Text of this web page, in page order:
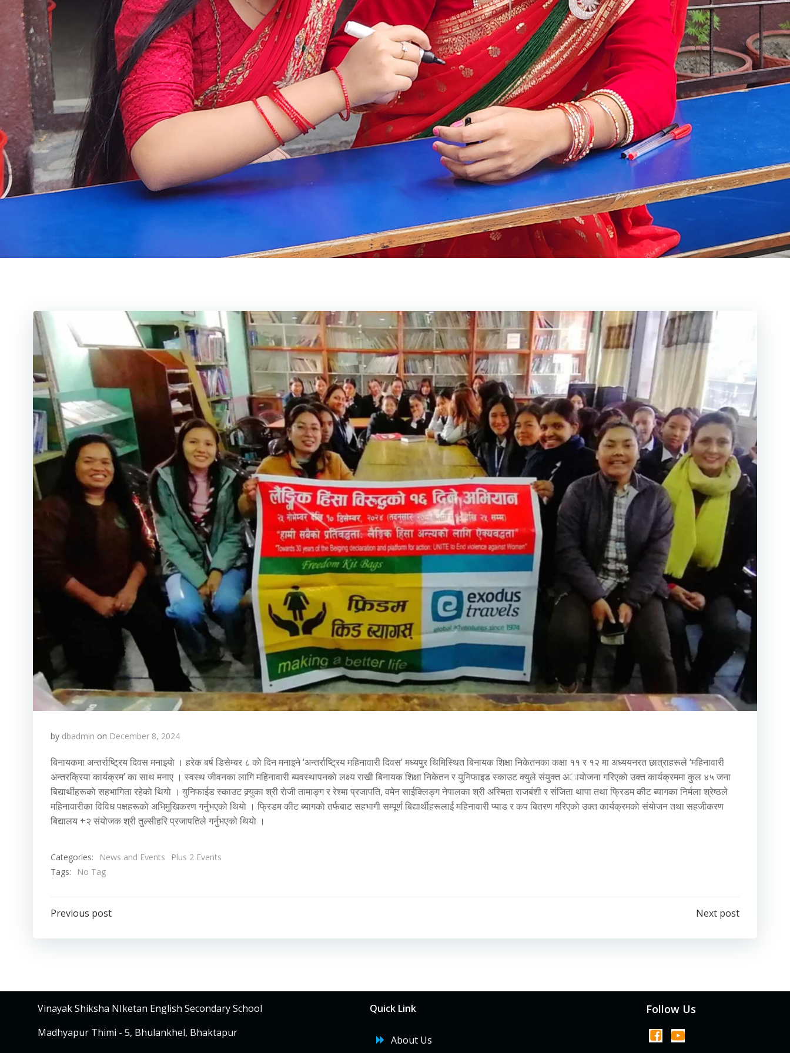
by dbadmin on December 8, 2024
बिनायकमा अन्तर्राष्ट्रिय दिवस मनाइयाे । हरेक बर्ष डिसेम्बर ८ काे दिन मनाइने ‘अन्तर्राष्ट्रिय महिनावारी दिवस’ मध्यपुर थिमिस्थित बिनायक शिक्षा निकेतनका कक्षा ११ र १२ मा अध्ययनरत छात्राहरूले ‘महिनावारी
अन्तरक्रिया कार्यक्रम’ का साथ मनाए । स्वस्थ जीवनका लागि महिनावारी ब्यवस्थापनकाे लक्ष्य राखी बिनायक शिक्षा निकेतन र युनिफाइड स्काउट क्युले संयुक्त अायाेजना गरिएकाे उक्त कार्यक्रममा कुल ४५ जना
बिद्यार्थीहरूकाे सहभागिता रहेकाे थियाे । युनिफाईड स्काउट क्र्युका श्री राेजी तामाङ्ग र रेश्मा प्रजापति, वमेन साईक्लिङ्ग नेपालका श्री अस्मिता राजबंशी र संजिता थापा तथा फ्रिडम कीट ब्यागका निर्मला श्रेष्ठले
महिनावारीका विविध पक्षहरूकाे अभिमुखिकरण गर्नुभएकाे थियाे । फ्रिडम कीट ब्यागकाे तर्फबाट सहभागी सम्पूर्ण बिद्यार्थीहरूलाई महिनावारी प्याड र कप बितरण गरिएकाे उक्त कार्यक्रमकाे संयाेजन तथा सहजीकरण
बिद्यालय +२ संयाेजक श्री तुल्सीहरि प्रजापतिले गर्नुभएको थियाे ।
Categories: News and Events
Plus 2 Events
Tags:
No Tag
Post
navigation
Previous post
navigation
Next post
Vinayak Shiksha NIketan English Secondary School
Madhyapur Thimi - 5, Bhulankhel, Bhaktapur
Quick Link
About Us
Follow Us